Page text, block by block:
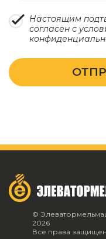
Настоящим
согласен с
©
2026
Все права